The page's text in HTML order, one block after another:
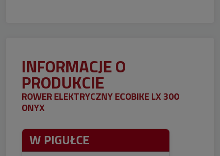
INFORMACJE O
PRODUKCIE
ROWER ELEKTRYCZNY ECOBIKE LX 300
ONYX
W PIGUŁCE